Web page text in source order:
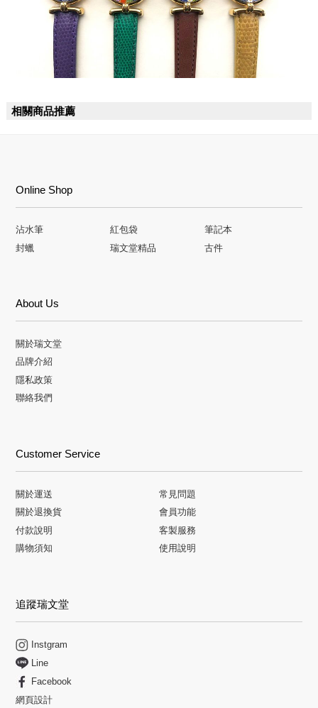
相關商品推薦
Online Shop
沾水筆 紅包袋
筆記本
封蠟
瑞文堂精品 古件
About Us
關於瑞文堂
品牌介紹
隱私政策
聯絡我們
Customer Service
關於運送
常見問題
關於退換貨
會員功能
付款說明
客製服務
購物須知
使用說明
追蹤瑞文堂
Instgram
Line
Facebook
網頁設計